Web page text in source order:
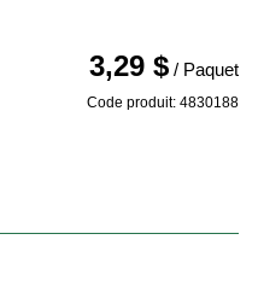
3,29 $ / Paquet
Code produit: 4830188